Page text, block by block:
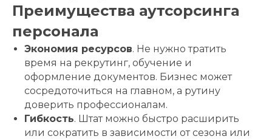
Преимущества аутсорсинга
персонала
Экономия ресурсов. Не нужно тратить
время на рекрутинг, обучение и
оформление документов. Бизнес может
сосредоточиться на главном, а рутину
доверить профессионалам.
Гибкость. Штат можно быстро расширить
или сократить в зависимости от сезона или